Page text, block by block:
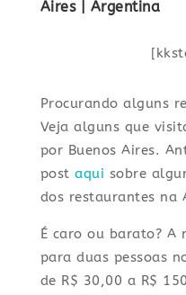
Aires | Argentina
Procurando alguns
Veja alguns que
por Buenos Aires.
postaqui sobre
dos restaurantes na
É caro ou barato? A
para duas pessoas
de R$ 30,00 a R$